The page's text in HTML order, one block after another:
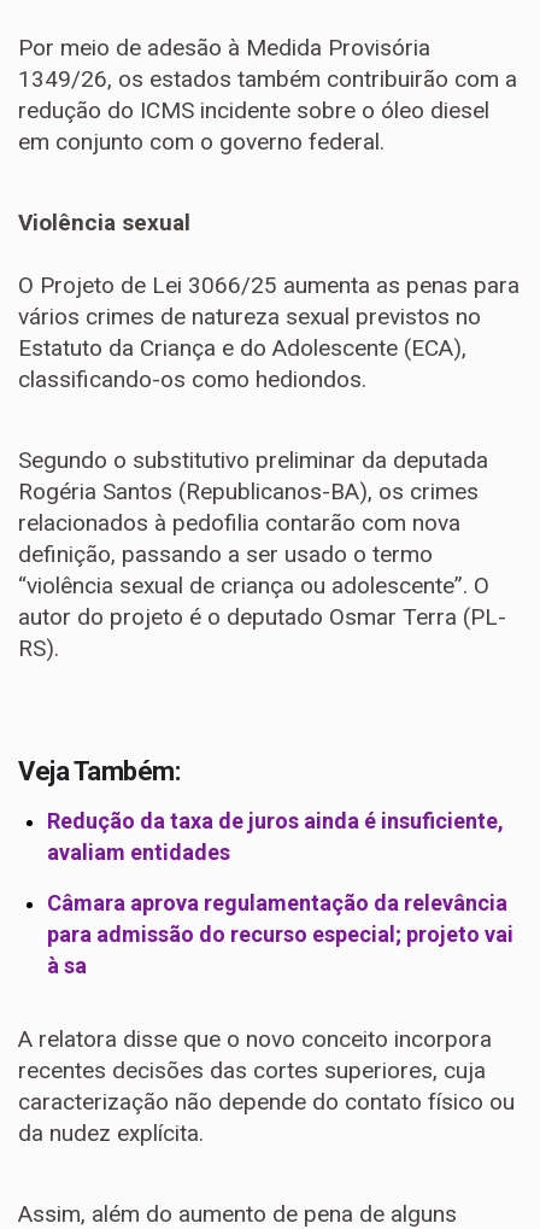
Por meio de adesão à Medida Provisória
1349/26, os estados também contribuirão com a
redução do ICMS incidente sobre o óleo diesel
em conjunto com o governo federal.
Violência sexual
O Projeto de Lei 3066/25 aumenta as penas para
vários crimes de natureza sexual previstos no
Estatuto da Criança e do Adolescente (ECA),
classificando-os como hediondos.
Segundo o substitutivo preliminar da deputada
Rogéria Santos (Republicanos-BA), os crimes
relacionados à pedofilia contarão com nova
definição, passando a ser usado o termo
“violência sexual de criança ou adolescente”. O
autor do projeto é o deputado Osmar Terra (PL-
RS).
Veja Também:
Redução da taxa de juros ainda é insuficiente,
avaliam entidades
Câmara aprova regulamentação da relevância
para admissão do recurso especial; projeto vai
à sa
A relatora disse que o novo conceito incorpora
recentes decisões das cortes superiores, cuja
caracterização não depende do contato físico ou
da nudez explícita.
Assim, além do aumento de pena de alguns